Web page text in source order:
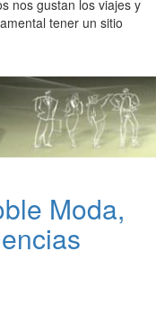
nos gustan los viajes y
tener un sitio
Moda,